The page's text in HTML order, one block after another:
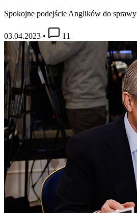
Spokojne podejście Anglików do sprawy
03.04.2023 • 11